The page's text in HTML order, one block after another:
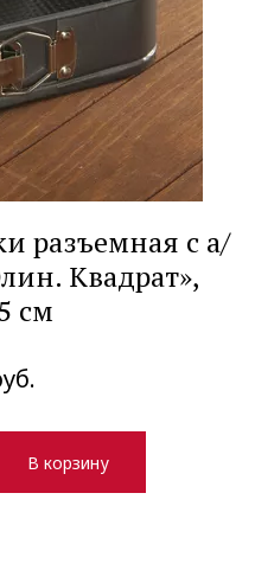
разъемная с а/
Квадрат»,
см
В корзину